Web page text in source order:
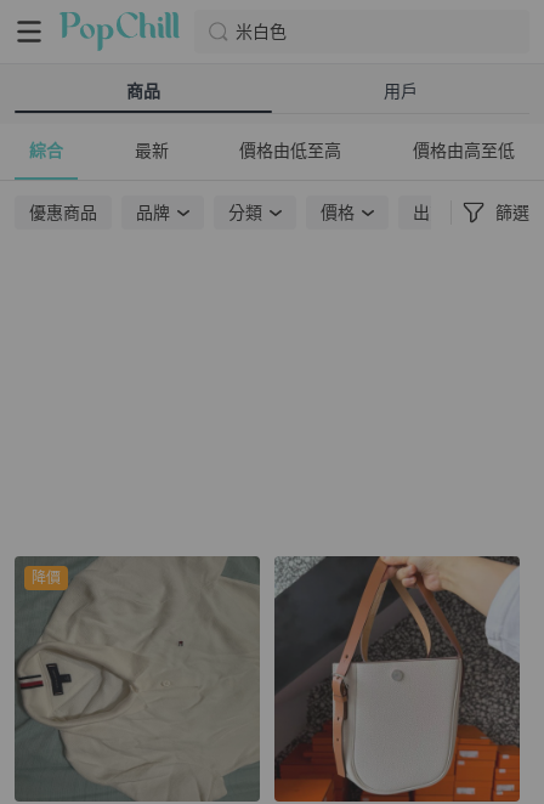
米白色
商品 用戶
綜合 最新 價格由低至高 價格由高至低
優惠商品 品牌 分類 價格 出貨地點 篩選
降價